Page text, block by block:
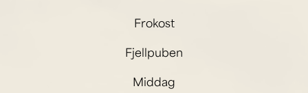
Frokost
Fjellpuben
Middag